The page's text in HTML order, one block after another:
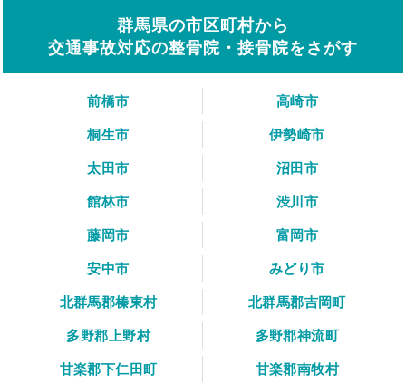
群馬県の市区町村から
交通事故対応の整骨院・接骨院をさがす
前橋市
高崎市
桐生市
伊勢崎市
太田市
沼田市
館林市
渋川市
藤岡市
富岡市
安中市
みどり市
北群馬郡榛東村
北群馬郡吉岡町
多野郡上野村
多野郡神流町
甘楽郡下仁田町
甘楽郡南牧村